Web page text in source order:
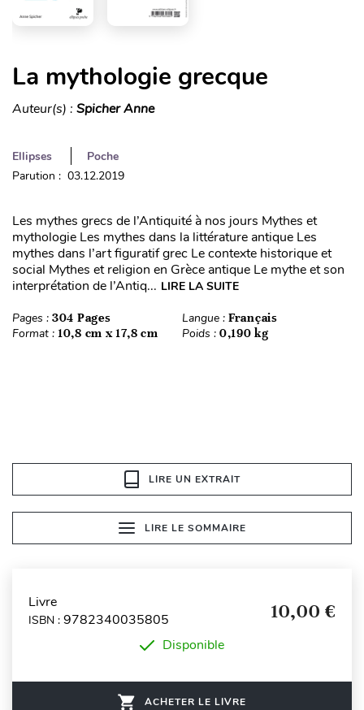
La mythologie grecque
Auteur(s) : Spicher Anne
Ellipses
Poche
Parution : 03.12.2019
Les mythes grecs de l’Antiquité à nos jours Mythes et
mythologie Les mythes dans la littérature antique Les
mythes dans l’art figuratif grec Le contexte historique et
social Mythes et religion en Grèce antique Le mythe et son
interprétation de l’Antiq... LIRE LA SUITE
Pages : 304 Pages Langue : Français
Format : 10,8 cm x 17,8 cm Poids : 0,190 kg
LIRE UN EXTRAIT
LIRE LE SOMMAIRE
Livre
ISBN : 9782340035805 10,00 €
Disponible
ACHETER LE LIVRE